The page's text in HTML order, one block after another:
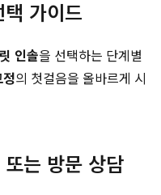
가이드
인솔을 선택하는 단계별
의 첫걸음을 올바르게 시
는 방문 상담